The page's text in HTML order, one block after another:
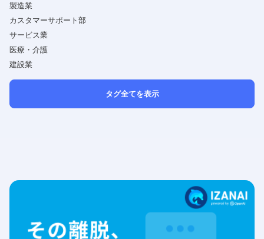
製造業
カスタマーサポート部
サービス業
医療・介護
建設業
タグ全てを表示